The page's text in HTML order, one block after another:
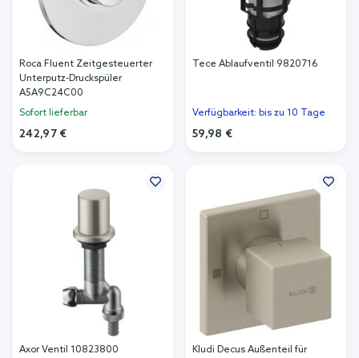
Roca Fluent Zeitgesteuerter
Unterputz-Druckspüler
A5A9C24C00
Sofort lieferbar
242,97 €
Tece Ablaufventil 9820716
Verfügbarkeit: bis zu 10 Tage
59,98 €
Axor Ventil 10823800
Kludi Decus Außenteil für